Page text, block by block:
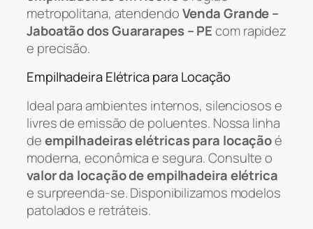
metropolitana, atendendoVenda Grande –
Jaboatão dos Guararapes – PEcom rapidez
e precisão.
Empilhadeira Elétrica para Locação
Ideal para ambientes internos, silenciosos e
livres de emissão de poluentes. Nossa linha
deempilhadeiras elétricas para locaçãoé
moderna, econômica e segura. Consulte o
valor da locação de empilhadeira elétrica
e surpreenda-se. Disponibilizamos modelos
patolados e retráteis.